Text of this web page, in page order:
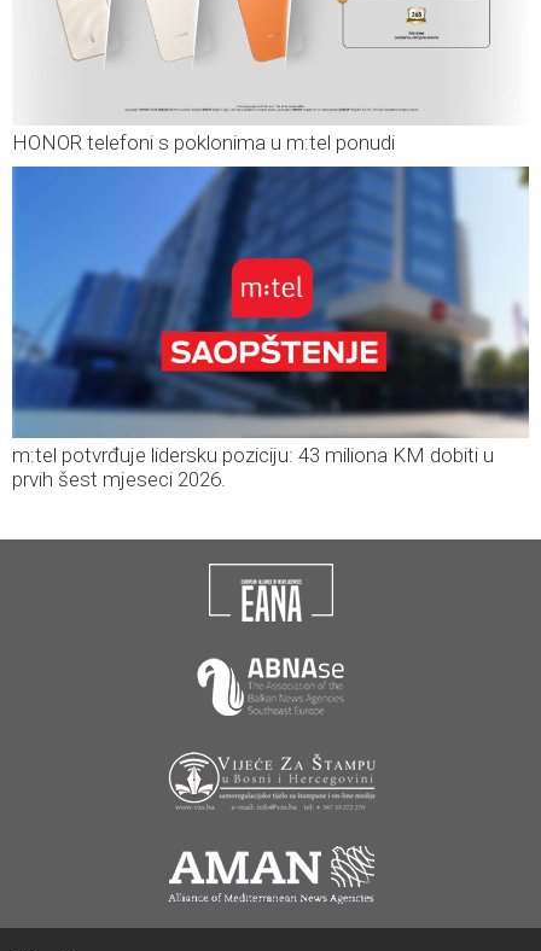
HONOR telefoni s poklonima u m:tel ponudi
m:tel potvrđuje lidersku poziciju: 43 miliona KM dobiti u
prvih šest mjeseci 2026.